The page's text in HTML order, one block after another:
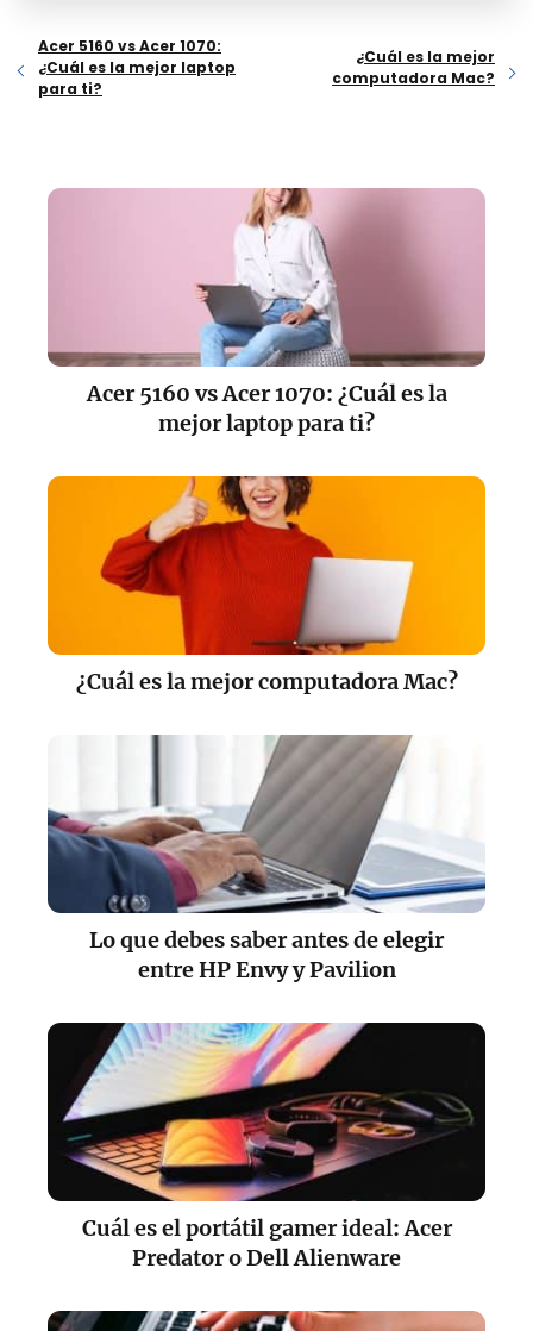
Acer 5160 vs Acer 1070:
¿Cuál es la mejor laptop
para ti?
¿Cuál es la mejor
computadora Mac?
Acer 5160 vs Acer 1070: ¿Cuál es la
mejor laptop para ti?
¿Cuál es la mejor computadora Mac?
Lo que debes saber antes de elegir
entre HP Envy y Pavilion
Cuál es el portátil gamer ideal: Acer
Predator o Dell Alienware